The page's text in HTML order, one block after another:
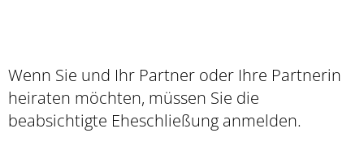
Wenn Sie und Ihr Partner oder Ihre Partnerin
heiraten möchten, müssen Sie die
beabsichtigte Eheschließung anmelden.